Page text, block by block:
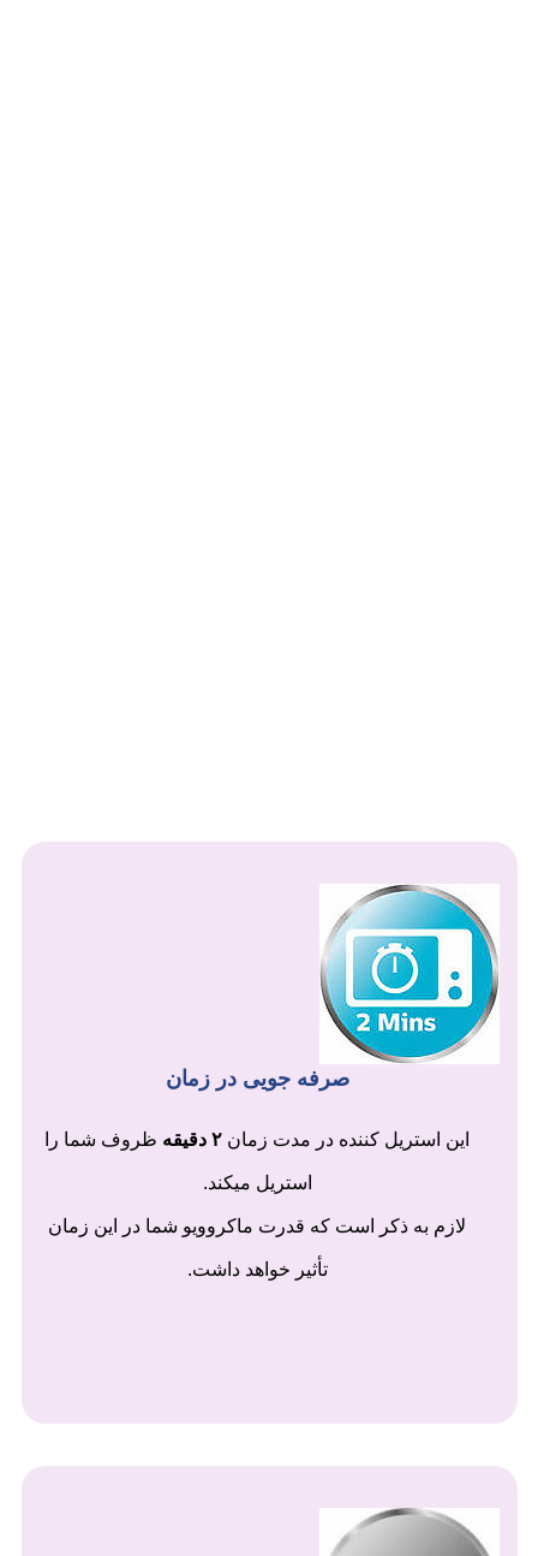
صرفه جویی در زمان
این استریل کننده در مدت زمان ۲ دقیقه ظروف شما را
استریل میکند.
لازم به ذکر است که قدرت ماکروویو شما در این زمان
تأثیر خواهد داشت.